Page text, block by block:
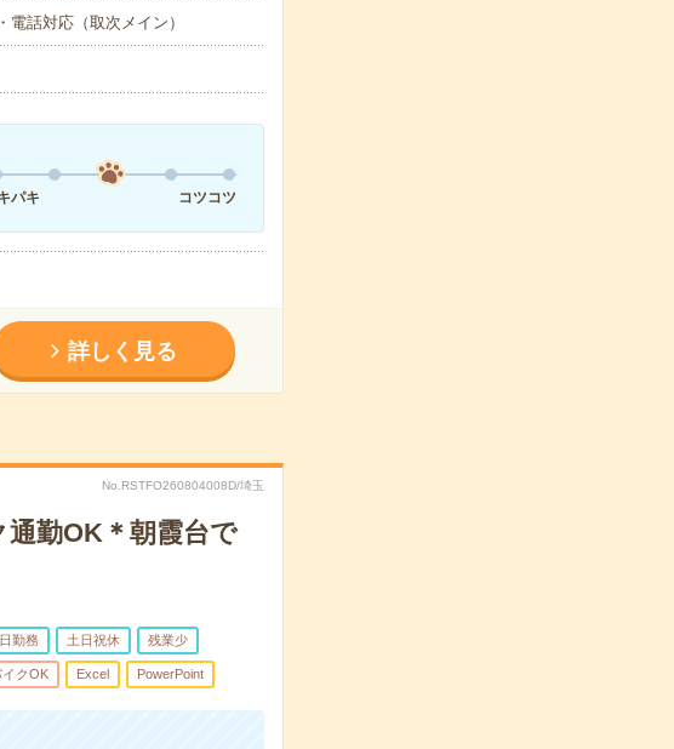
話対応（取次メイン）
パキ
コツコツ
詳しく見る
No.RSTFO260804008D/埼玉
勤OK＊朝霞台で
勤務 土日祝休 残業少
イクOK Excel PowerPoint